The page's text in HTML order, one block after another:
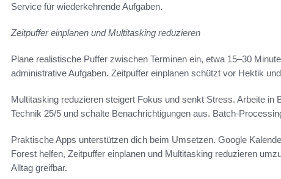
Service für wiederkehrende Aufgaben.
Zeitpuffer einplanen und Multitasking reduzieren
Plane realistische Puffer zwischen Terminen ein, etwa 15–30
administrative Aufgaben. Zeitpuffer einplanen schützt vor Hektik
Multitasking reduzieren steigert Fokus und senkt Stress. Arbeite
Technik 25/5 und schalte Benachrichtigungen aus. Batch-
Praktische Apps unterstützen dich beim Umsetzen. Google
Forest helfen, Zeitpuffer einplanen und Multitasking reduzieren
Alltag greifbar.